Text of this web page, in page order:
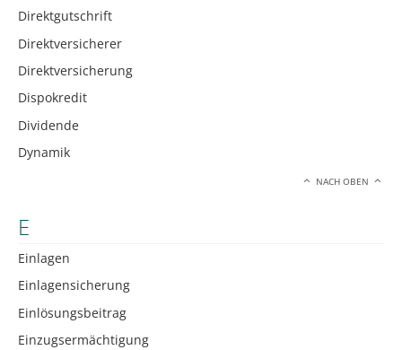
Direktgutschrift
Direktversicherer
Direktversicherung
Dispokredit
Dividende
Dynamik
NACH OBEN
E
Einlagen
Einlagensicherung
Einlösungsbeitrag
Einzugsermächtigung